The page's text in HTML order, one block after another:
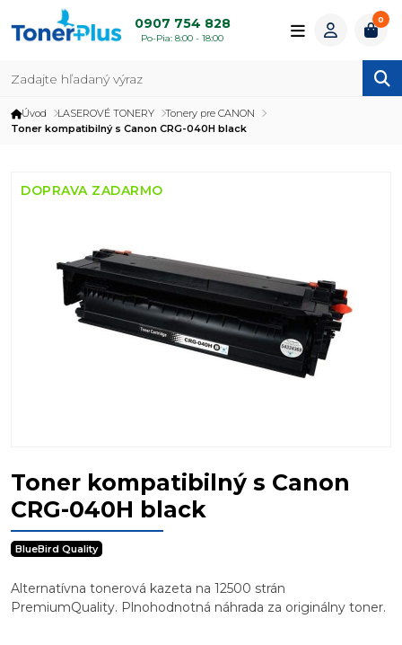
0907 754 828
Po-Pia: 8:00 - 18:00
0
Úvod LASEROVÉ TONERY
Tonery pre CANON
Toner kompatibilný s Canon CRG-040H black
DOPRAVA ZADARMO
Toner kompatibilný s Canon
CRG-040H black
BlueBird Quality
Alternatívna tonerová kazeta na 12500 strán
PremiumQuality. Plnohodnotná náhrada za originálny toner.